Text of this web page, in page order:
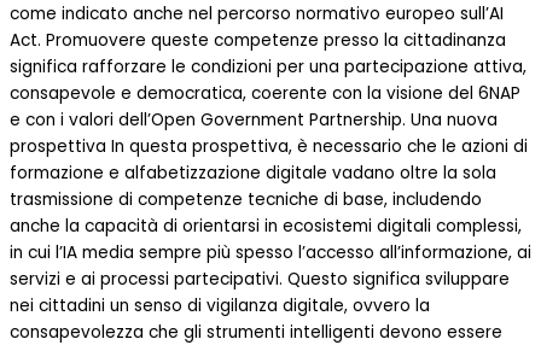
come indicato anche nel percorso normativo europeo sull’AI
Act. Promuovere queste competenze presso la cittadinanza
significa rafforzare le condizioni per una partecipazione attiva,
consapevole e democratica, coerente con la visione del 6NAP
e con i valori dell’Open Government Partnership. Una nuova
prospettiva In questa prospettiva, è necessario che le azioni di
formazione e alfabetizzazione digitale vadano oltre la sola
trasmissione di competenze tecniche di base, includendo
anche la capacità di orientarsi in ecosistemi digitali complessi,
in cui l’IA media sempre più spesso l’accesso all’informazione, ai
servizi e ai processi partecipativi. Questo significa sviluppare
nei cittadini un senso di vigilanza digitale, ovvero la
consapevolezza che gli strumenti intelligenti devono essere